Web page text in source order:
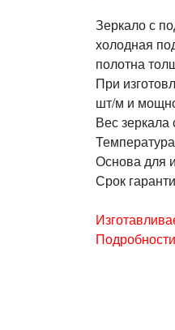
Зеркало с
холодная
полотна
При
шт/м и
Вес зеркала
Основа для
Срок